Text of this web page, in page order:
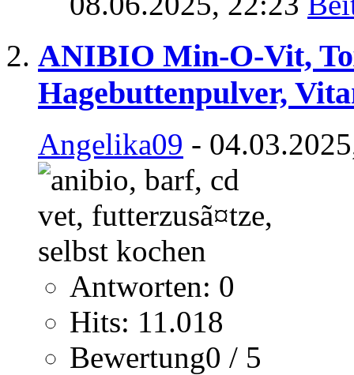
ANIBIO Min-O-Vit,
Hagebuttenpulver,
Angelika09 -
Antworten: 0
Hits: 11.018
Bewertung0 / 5